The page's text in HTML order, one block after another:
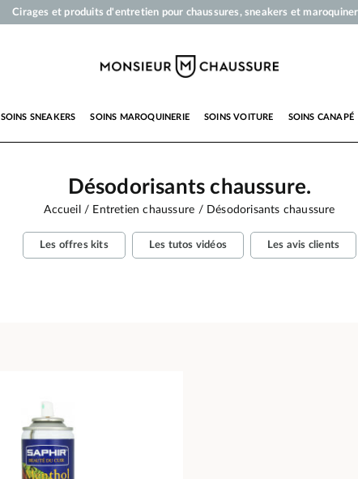
Cirages et produits d'entretien pour chaussures, sneakers et
Paiement en 3x 4x par carte bancaire dès 50 €
SOINS SNEAKERS SOINS MAROQUINERIE SOINS VOITURE SOINS CANAPÉ
Désodorisants chaussure.
Accueil Entretien chaussure Désodorisants chaussure
Les offres kits Les tutos vidéos Les avis clients